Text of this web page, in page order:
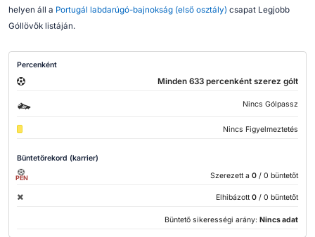
helyen áll a Portugál labdarúgó-bajnokság (első osztály) csapat Legjobb
Góllövők listáján.
Percenként
Minden 633 percenként szerez gólt
Nincs Gólpassz
Nincs Figyelmeztetés
Büntetőrekord (karrier)
PEN Szerezett a 0 / 0 büntetőt
Elhibázott 0 / 0 büntetőt
Büntető sikerességi arány: Nincs adat